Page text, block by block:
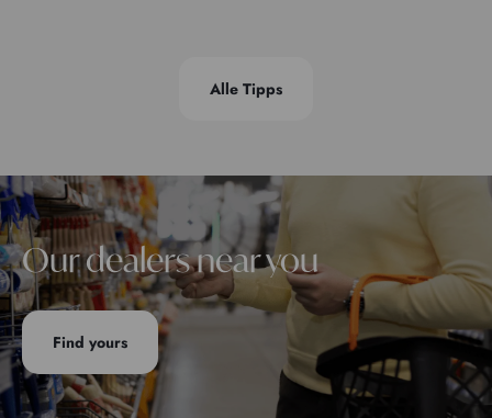
Alle Tipps
Our dealers near you
Find yours